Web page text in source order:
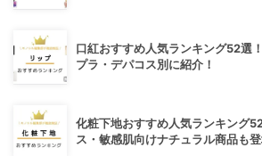
口紅おすすめ人気ランキング52選
プラ・デパコス別に紹介！
化粧下地おすすめ人気ランキング
ス・敏感肌向けナチュラル商品も登